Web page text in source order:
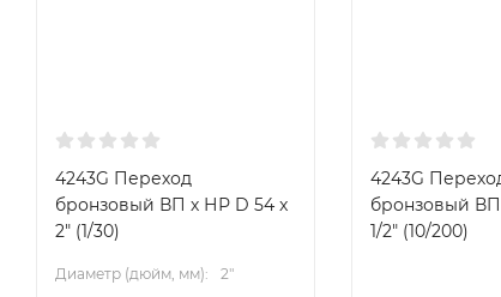
4243G Переход
бронзовый ВП х НР D 54 x
2" (1/30)
Диаметр (дюйм, мм): 2"
4243G
бронзовый ВП
1/2" (10/200)